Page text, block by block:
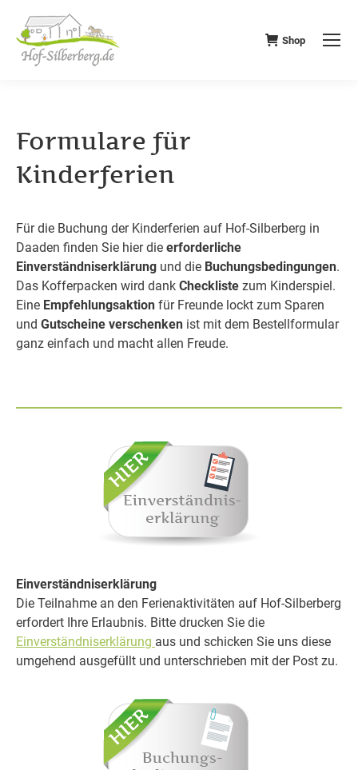
Shop
Formulare für
Kinderferien
Für die Buchung der Kinderferien auf Hof-Silberberg in
Daaden finden Sie hier die erforderliche
Einverständniserklärung und die Buchungsbedingungen.
Das Kofferpacken wird dank Checkliste zum Kinderspiel.
Eine Empfehlungsaktion für Freunde lockt zum Sparen
und Gutscheine verschenken ist mit dem Bestellformular
ganz einfach und macht allen Freude.
Einverständniserklärung
Die Teilnahme an den Ferienaktivitäten auf Hof-Silberberg
erfordert Ihre Erlaubnis. Bitte drucken Sie die
Einverständniserklärung aus und schicken Sie uns diese
umgehend ausgefüllt und unterschrieben mit der Post zu.